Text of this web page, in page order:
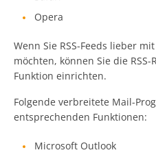
Opera
Wenn Sie RSS-Feeds lieber
möchten, können Sie die
Funktion einrichten.
Folgende verbreitete Mail-
entsprechenden Funktionen:
Microsoft Outlook